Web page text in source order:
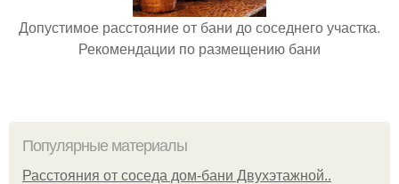
Допустимое расстояние от бани до соседнего участка.
Рекомендации по размещению бани
Популярные материалы
Расстояния от соседа дом-бани Двухэтажной..